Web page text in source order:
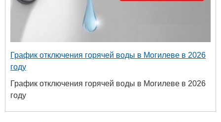
График отключения горячей воды в Могилеве в 2026
году
График отключения горячей воды в Могилеве в 2026
году